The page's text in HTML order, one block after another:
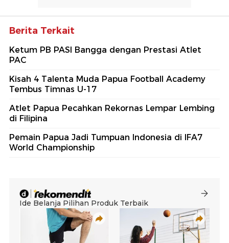
Berita Terkait
Ketum PB PASI Bangga dengan Prestasi Atlet
PAC
Kisah 4 Talenta Muda Papua Football Academy
Tembus Timnas U-17
Atlet Papua Pecahkan Rekornas Lempar Lembing
di Filipina
Pemain Papua Jadi Tumpuan Indonesia di IFA7
World Championship